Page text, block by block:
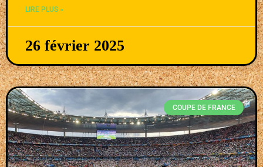
LIRE PLUS »
26 février 2025
COUPE DE FRANCE